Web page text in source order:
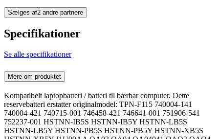
Sælges af2 andre partnere
Specifikationer
Se alle specifikationer
Mere om produktet
Kompatibelt laptopbatteri / batteri til bærbar computer. Dette
reservebatteri erstatter originalmodel: TPN-F115 740004-141
740004-421 740715-001 746458-421 746641-001 751906-541
752237-001 HSTNN-IB5S HSTNN-IB5Y HSTNN-LB5S
HSTNN-LB5Y HSTNN-PB5S HSTNN-PB5Y HSTNN-XB5S